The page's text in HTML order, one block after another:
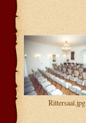
Rittersaal.jpg